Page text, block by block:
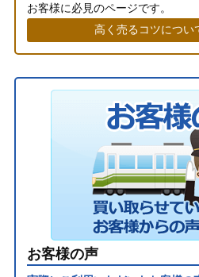
お客様に必見のページです。
高く売るコツについ
お客様の声